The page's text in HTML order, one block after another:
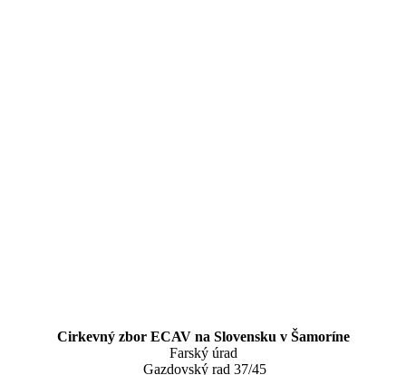
Cirkevný zbor ECAV na Slovensku v Šamoríne
Farský úrad
Gazdovský rad 37/45